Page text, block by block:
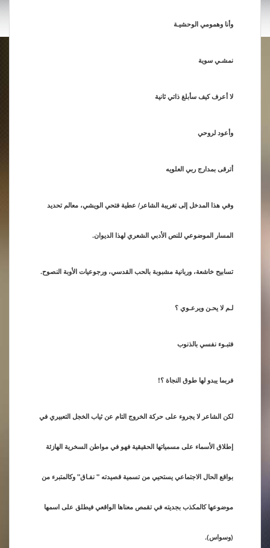
وأنا وهمومي الوحشيـة
نمشـي سوية
لا أعرف كيف سأبلغ ذاتي ثانية
وأعود لروحي
أترقى بمدارج ربي العلويه
وفي هذا المدخل إلى تغريبة الشاعر/ عطية فتحي الويشي، معالم تحديد
المسار الموضوعي للنص الأدبي الشعري لهذا الديوان.
تسابيح خاشعة، وربانية مشبوبة بالحب القدسي، ورجوعيات الأوبة النصوح.
لـم لا يحـن ويرعـوي ؟
فتبـوء نفسي بالذنوب
فربما يبدو لها طوق النجاة ؟!
لكن الشاعر لا يجروء على حركة الخروج التام عن ثياب الخجل التعبيري في
إطلاق الأسماء على مسمياتها الحقيقية فهو في مواطن السخرية الهازئة
بواقع الحال الاجتماعي يستحيي من تسمية قصيدته " نفـاق" وكالمتبرء من
موضوعها كالمكذب بجديته في تقمص معناها الواقعي فيطلق على اسمها
(وسواس).